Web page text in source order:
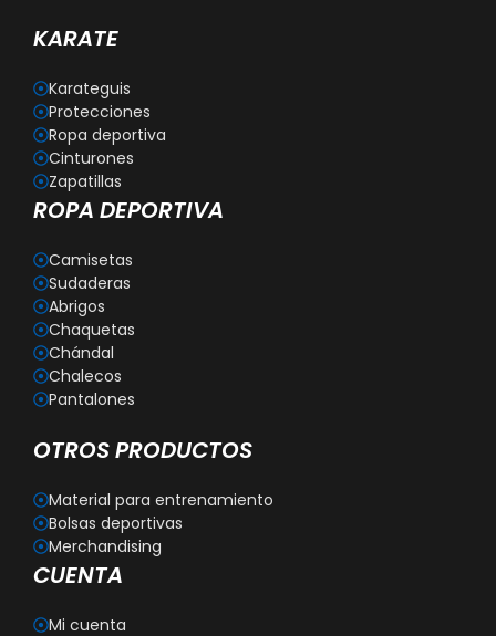
KARATE
Karateguis
Protecciones
Ropa deportiva
Cinturones
Zapatillas
ROPA DEPORTIVA
Camisetas
Sudaderas
Abrigos
Chaquetas
Chándal
Chalecos
Pantalones
OTROS PRODUCTOS
Material para entrenamiento
Bolsas deportivas
Merchandising
CUENTA
Mi cuenta